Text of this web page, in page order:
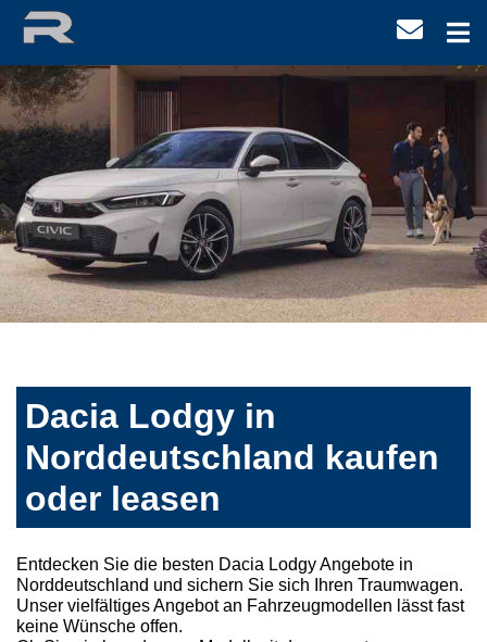
Dacia Lodgy in
Norddeutschland kaufen
oder leasen
Entdecken Sie die besten Dacia Lodgy Angebote in
Norddeutschland und sichern Sie sich Ihren Traumwagen.
Unser vielfältiges Angebot an Fahrzeugmodellen lässt fast
keine Wünsche offen.